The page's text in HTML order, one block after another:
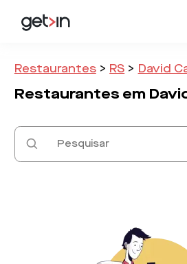
Restaurantes > RS > David
Restaurantes em